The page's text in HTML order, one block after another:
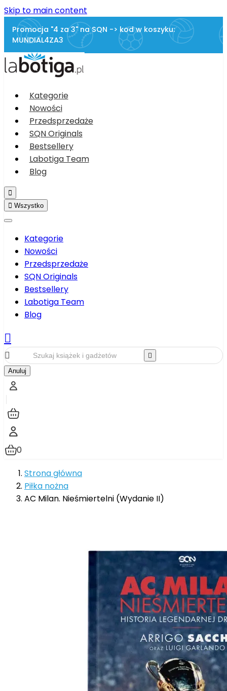
Skip to main content
Promocja "4 za 3" na SQN -> kod w koszyku:
MUNDIAL4ZA3
Kategorie
Nowości
Przedsprzedaże
SQN Originals
Bestsellery
Labotiga Team
Blog

 Wszystko
Kategorie
Nowości
Przedsprzedaże
SQN Originals
Bestsellery
Labotiga Team
Blog



Anuluj
0
Strona główna
Piłka nożna
AC Milan. Nieśmiertelni (Wydanie II)